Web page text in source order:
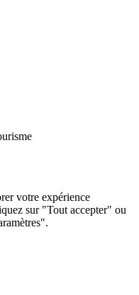
votre expérience
sur "Tout accepter" ou